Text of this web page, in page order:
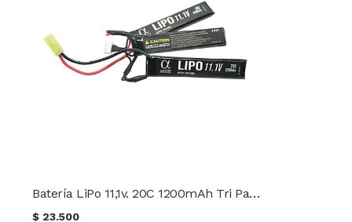
Batería LiPo 11,1v. 20C 1200mAh Tri Panel Alpha Series
$ 23.500